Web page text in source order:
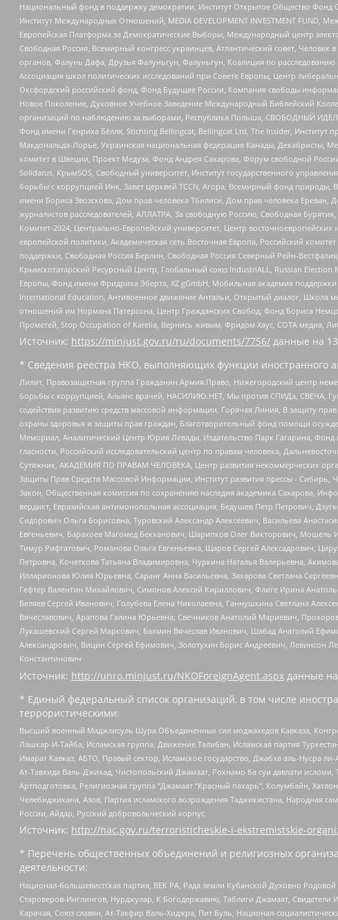
Национальный фонд в поддержку демократии, Институт Открытое Общество
Институт Международных Отношений, MEDIA DEVELOPMENT INVESTMENT FUND,
Европейская Платформа за Демократические Выборы, Международный центр
Свободная Россия, Всемирный конгресс украинцев, Атлантический совет,
органов, Фалунь Дафа, Друзья Фалуньгун, Фалуньгун, Коалиция по
Ассоциация школ политических исследований при Совете Европы, Центр
Оксфордский российский фонд, Фонд Будущее России, Компания свободы
Новое Поколение, Духовное Учебное Заведение Международный Библейский
организаций по наблюдению за выборами, Республика Польша, СВОБОДНЫЙ
Фонд имени Генриха Бёлля, Stichting Bellingcat, Bellingcat Ltd, The Insider,
Макдональда-Лорье, Украинская национальная федерация Канады, Декабристы,
комитет в Швеции, Проект Медуза, Фонд Андрея Сахарова, Форум свободной
Solidarus, КрымSOS, Свободный университет, Институт государственного
борьбы с коррупцией Инк, Завет церквей TCCN, Агора, Всемирный фонд природы,
имени Бориса Звозскова, Дом прав человека Тбилиси, Дом прав человека
журналистов расследователей, АЛЛАТРА, За свободную Россию, Свободная
Комитет-2024, Центрально-Европейский университет, Центр
европейской политики, Академическая сеть Восточная Европа, Российский
поддержки, Свободная Россия Берлин, Свободная Россия Северный Рейн-
Крымскотатарский Ресурсный Центр, Глобальный союз IndustriALL, Russian
Европы, Фонд имени Фридриха Эберта, XZ gGmbH, Мобильная академия
International Education, Антивоенное движение Антальи, Открытый диалог, Школа
отношений им Нормана Патерсона, Центр Гражданских Свобод, Фонд Бориса
Прометей, Stop Occupation of Karelia, Вернись живым, Фридом Хаус, СОТА медиа,
Источник: https://minjust.gov.ru/ru/documents/7756/ данные на
* Сведения реестра НКО, выполняющих функции иностранного
Лилит, Правозащитная группа Гражданин.Армия.Право, Нижегородский центр
борьбы с коррупцией, Альянс врачей, НАСИЛИЮ.НЕТ, Мы против СПИДа, СВЕЧА,
содействия развитию средств массовой информации, Горячая Линия, В защиту
охраны здоровья и защиты прав граждан, Благотворительный фонд помощи
Мемориал, Аналитический Центр Юрия Левады, Издательство Парк Гагарина,
гласности, Российский исследовательский центр по правам человека,
Сутяжник, АКАДЕМИЯ ПО ПРАВАМ ЧЕЛОВЕКА, Центр развития некоммерческих
Защиты Прав Средств Массовой Информации, Институт развития прессы - Сибирь,
Закон, Общественная комиссия по сохранению наследия академика Сахарова,
вердикт, Евразийская антимонопольная ассоциация, Бедушев Петр Петрович,
Сидорович Ольга Борисовна, Туровский Александр Алексеевич, Васильева
Евгеньевич, Барахоев Магомед Бекханович, Шарипков Олег Викторович,
Тимур Рифгатович, Романова Ольга Евгеньевна, Щаров Сергей Алексадрович,
Петровна, Кочеткова Татьяна Владимировна, Чуркина Наталья Валерьевна,
Илларионова Юлия Юрьевна, Саранг Анна Васильевна, Захарова Светлана
Гефтер Валентин Михайлович, Симонов Алексей Кириллович, Флиге Ирина
Беляев Сергей Иванович, Голубева Елена Николаевна, Ганнушкина Светлана
Вячеславович, Арапова Галина Юрьевна, Свечников Анатолий Мариевич,
Лукашевский Сергей Маркович, Бахмин Вячеслав Иванович, Шабад Анатолий
Александрович, Вицин Сергей Ефимович, Золотухин Борис Андреевич,
Константинович
Источник: http://unro.minjust.ru/NKOForeignAgent.aspx данные на
* Единый федеральный список организаций, в том числе
террористическими:
Высший военный Маджлисуль Шура Объединенных сил моджахедов Кавказа,
Лашкар-И-Тайба, Исламская группа, Движение Талибан, Исламская партия
Имарат Кавказ, АБТО, Правый сектор, Исламское государство, Джабха аль-
Ат-Тавхида Валь-Джихад, Чистопольский Джамаат, Рохнамо ба суи давлати
Артподготовка, Религиозная группа “Джамаат “Красный пахарь”, Колумбайн,
Челебиджихана, Азов, Партия исламского возрождения Таджикистана, Народная
России, Айдар, Русский добровольческий корпус
Источник: http://nac.gov.ru/terroristicheskie-i-ekstremistskie-
* Перечень общественных объединений и религиозных
деятельности:
Национал-большевистская партия, ВЕК РА, Рада земли Кубанской Духовно
Староверов-Инглингов, Нурджулар, К Богодержавию, Таблиги Джамаат,
Карачая, Союз славян, Ат-Такфир Валь-Хиджра, Пит Буль, Национал-